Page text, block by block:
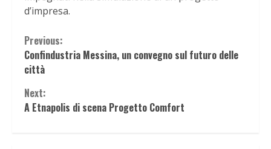
d’impresa.
Continue
Reading
Previous:
Confindustria Messina, un convegno sul futuro delle
città
Next:
A Etnapolis di scena Progetto Comfort